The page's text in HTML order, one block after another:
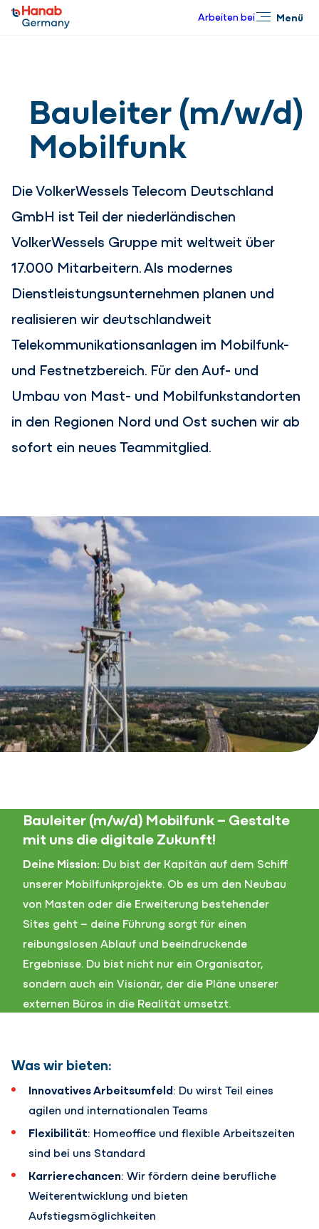
Arbeiten bei Menü
Bauleiter (m/w/d)
Mobilfunk
Die VolkerWessels Telecom Deutschland
GmbH ist Teil der niederländischen
VolkerWessels Gruppe mit weltweit über
17.000 Mitarbeitern. Als modernes
Dienstleistungsunternehmen planen und
realisieren wir deutschlandweit
Telekommunikationsanlagen im Mobilfunk-
und Festnetzbereich. Für den Auf- und
Umbau von Mast- und Mobilfunkstandorten
in den Regionen Nord und Ost suchen wir ab
sofort ein neues Teammitglied.
Bauleiter (m/w/d) Mobilfunk – Gestalte
mit uns die digitale Zukunft!
Deine Mission: Du bist der Kapitän auf dem Schiff
unserer Mobilfunkprojekte. Ob es um den Neubau
von Masten oder die Erweiterung bestehender
Sites geht – deine Führung sorgt für einen
reibungslosen Ablauf und beeindruckende
Ergebnisse. Du bist nicht nur ein Organisator,
sondern auch ein Visionär, der die Pläne unserer
externen Büros in die Realität umsetzt.
Was wir bieten:
Innovatives Arbeitsumfeld: Du wirst Teil eines
agilen und internationalen Teams
Flexibilität: Homeoffice und flexible Arbeitszeiten
sind bei uns Standard
Karrierechancen: Wir fördern deine berufliche
Weiterentwicklung und bieten
Aufstiegsmöglichkeiten
Schließen